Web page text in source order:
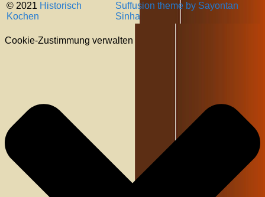
© 2021 Historisch
Kochen
Suffusion theme by Sayontan
Sinha
Cookie-Zustimmung verwalten